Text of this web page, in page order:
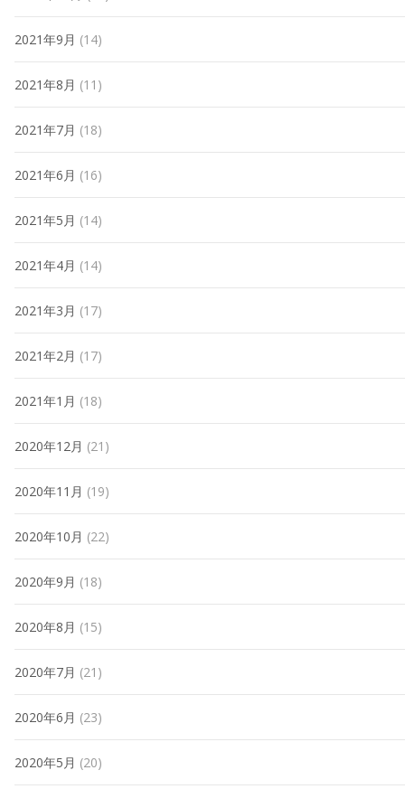
2021年9月 (14)
2021年8月 (11)
2021年7月 (18)
2021年6月 (16)
2021年5月 (14)
2021年4月 (14)
2021年3月 (17)
2021年2月 (17)
2021年1月 (18)
2020年12月 (21)
2020年11月 (19)
2020年10月 (22)
2020年9月 (18)
2020年8月 (15)
2020年7月 (21)
2020年6月 (23)
2020年5月 (20)